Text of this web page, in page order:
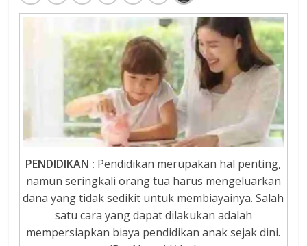
PENDIDIKAN : Pendidikan merupakan hal penting,
namun seringkali orang tua harus mengeluarkan
dana yang tidak sedikit untuk membiayainya. Salah
satu cara yang dapat dilakukan adalah
mempersiapkan biaya pendidikan anak sejak dini.